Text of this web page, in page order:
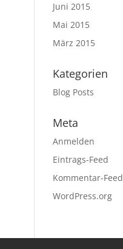
Juni 2015
Mai 2015
März 2015
Kategorien
Blog Posts
Meta
Anmelden
Eintrags-Feed
Kommentar-Feed
WordPress.org